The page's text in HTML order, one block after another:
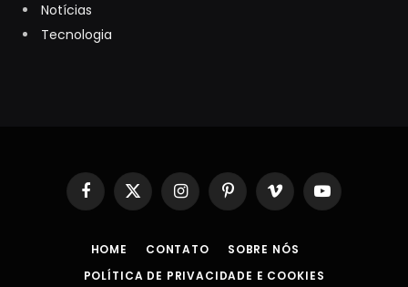
Notícias
Tecnologia
Facebook
X
(Twitter)
InstagramPinterestVimeo YouTube
HOME CONTATO
SOBRE NÓS
POLÍTICA DE PRIVACIDADE E COOKIES